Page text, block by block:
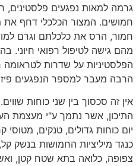
גרמה למאות נפגעים פלסטינים,
חמושים. המצור הכלכלי דחף את
חמור, הרס את כלכלתם וגרם
מהם גישה לטיפול רפואי חיוני.
הפלסטיניות על שדרות לטראומה
הרבה מעבר למספר הנפגעים
אין זה סכסוך בין שני כוחות
התיכון, אשר נתמך ע"י מעצמת
יום כוחות גדולים, טנקים, מטוסי
כנגד מיליציות החמושות בנשק
צפופה, כלואה בתא שטח קטן,